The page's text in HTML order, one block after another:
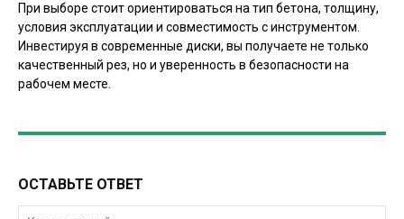
При выборе стоит ориентироваться на тип бетона, толщину,
условия эксплуатации и совместимость с инструментом.
Инвестируя в современные диски, вы получаете не только
качественный рез, но и уверенность в безопасности на
рабочем месте.
ОСТАВЬТЕ ОТВЕТ